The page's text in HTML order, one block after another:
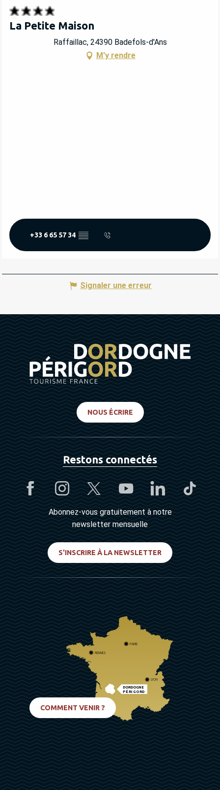
La Petite Maison
Raffaillac, 24390 Badefols-d'Ans
M'y rendre
+33 6 65 57 34 ▒▒
Signaler une erreur
NOUS ÉCRIRE
Restons connectés
Abonnez-vous gratuitement à notre
newsletter mensuelle
S'INSCRIRE À LA NEWSLETTER
DORDOGNE
PÉRIGORD
PARIS
RENNES
LYON
COMMENT VENIR ?